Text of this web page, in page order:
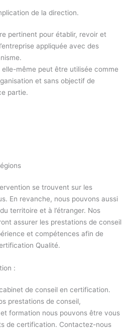
de la direction.
pertinent pour établir, revoir et
appliquée avec des
elle-même peut être utilisée comme
et sans objectif de
partie.
se trouvent sur les
En revanche, nous pouvons aussi
territoire et à l’étranger. Nos
assurer les prestations de conseil
et compétences afin de
Qualité.
:
de conseil en certification.
prestations de conseil,
formation nous pouvons être vous
de certification. Contactez-nous